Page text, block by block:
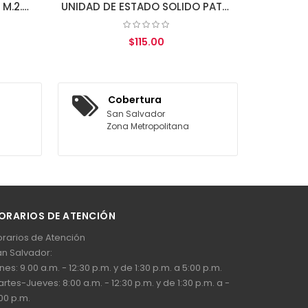
UNIDAD DE ESTADO SOLIDO PATRIOT P210 512GB SATA III 2.5"
Cobertura
San Salvador
Zona Metropolitana
DE ATENCIÓN
de Atención
Salvador:
9.00 a.m. - 12:30 p.m. y de 1:30 p.m. a 5:00 p.m.
Jueves: 8:00 a.m. - 12:30 p.m. y de 1:30 p.m. a -
p.m.